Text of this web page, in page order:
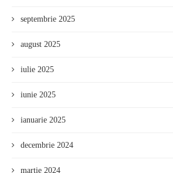
septembrie 2025
august 2025
iulie 2025
iunie 2025
ianuarie 2025
decembrie 2024
martie 2024